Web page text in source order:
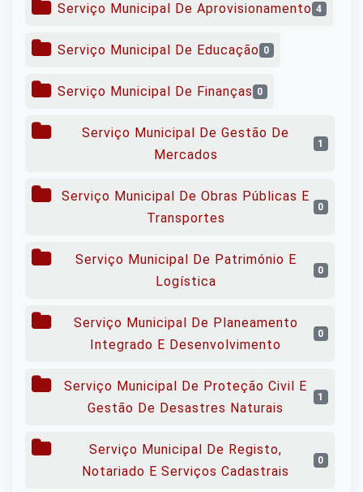
Serviço Municipal De Aprovisionamento 4
Serviço Municipal De Educação 0
Serviço Municipal De Finanças 0
Serviço Municipal De Gestão De
Mercados
1
Serviço Municipal De Obras Públicas E
Transportes
0
Serviço Municipal De Património E
Logística
0
Serviço Municipal De Planeamento
Integrado E Desenvolvimento
0
Serviço Municipal De Proteção Civil E
Gestão De Desastres Naturais
1
Serviço Municipal De Registo,
Notariado E Serviços Cadastrais
0